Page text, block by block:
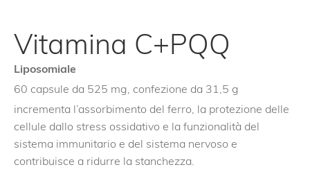
Vitamina C+PQQ
Liposomiale
60 capsule da 525 mg, confezione da 31,5 g
incrementa l’assorbimento del ferro, la protezione delle
cellule dallo stress ossidativo e la funzionalità del
sistema immunitario e del sistema nervoso e
contribuisce a ridurre la stanchezza.